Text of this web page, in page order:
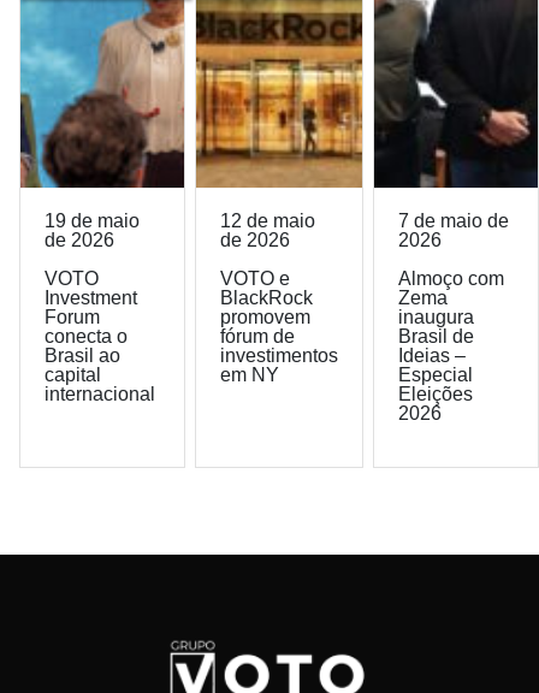
19 de maio
de 2026
VOTO
Investment
Forum
conecta o
Brasil ao
capital
internacional
12 de maio
de 2026
VOTO e
BlackRock
promovem
fórum de
investimentos
em NY
7 de maio de
2026
Almoço com
Zema
inaugura
Brasil de
Ideias –
Especial
Eleições
2026